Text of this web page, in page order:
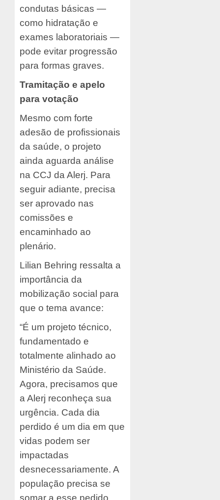
condutas básicas —
como hidratação e
exames laboratoriais —
pode evitar progressão
para formas graves.
Tramitação e apelo
para votação
Mesmo com forte
adesão de profissionais
da saúde, o projeto
ainda aguarda análise
na CCJ da Alerj. Para
seguir adiante, precisa
ser aprovado nas
comissões e
encaminhado ao
plenário.
Lilian Behring ressalta a
importância da
mobilização social para
que o tema avance:
“É um projeto técnico,
fundamentado e
totalmente alinhado ao
Ministério da Saúde.
Agora, precisamos que
a Alerj reconheça sua
urgência. Cada dia
perdido é um dia em que
vidas podem ser
impactadas
desnecessariamente. A
população precisa se
somar a esse pedido